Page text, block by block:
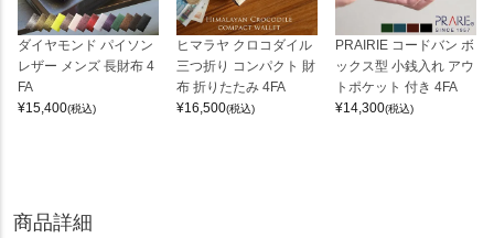
ダイヤモンド パイソン
レザー メンズ 長財布 4
FA
¥15,400(税込)
ヒマラヤ クロコダイル
三つ折り コンパクト 財
布 折りたたみ 4FA
¥16,500(税込)
PRAIRIE コードバン ボ
ックス型 小銭入れ アウ
トポケット 付き 4FA
¥14,300(税込)
商品詳細